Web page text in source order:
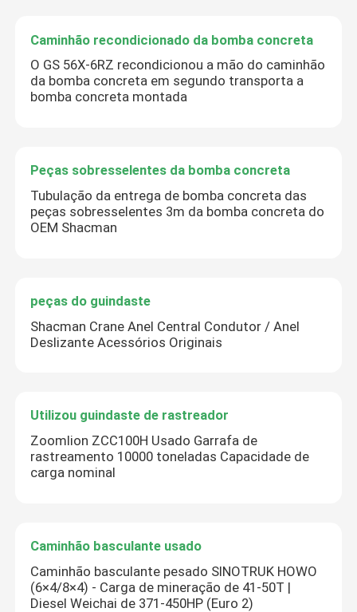
Caminhão recondicionado da bomba concreta
O GS 56X-6RZ recondicionou a mão do caminhão
da bomba concreta em segundo transporta a
bomba concreta montada
Peças sobresselentes da bomba concreta
Tubulação da entrega de bomba concreta das
peças sobresselentes 3m da bomba concreta do
OEM Shacman
peças do guindaste
Shacman Crane Anel Central Condutor / Anel
Deslizante Acessórios Originais
Utilizou guindaste de rastreador
Zoomlion ZCC100H Usado Garrafa de
rastreamento 10000 toneladas Capacidade de
carga nominal
Caminhão basculante usado
Caminhão basculante pesado SINOTRUK HOWO
(6×4/8×4) - Carga de mineração de 41-50T |
Diesel Weichai de 371-450HP (Euro 2)